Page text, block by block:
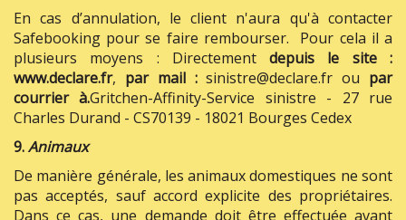
En cas d’annulation, le client n'aura qu'à contacter
Safebooking pour se faire rembourser. Pour cela il a
plusieurs moyens : Directementdepuis le site :
www.declare.fr, par mail :sinistre@declare.fr ou par
courrier à.Gritchen-Affinity-Service sinistre - 27 rue
Charles Durand - CS70139 - 18021 Bourges Cedex
9.Animaux
De manière générale, les animaux domestiques ne sont
pas acceptés, sauf accord explicite des propriétaires.
Dans ce cas, une demande doit être effectuée avant